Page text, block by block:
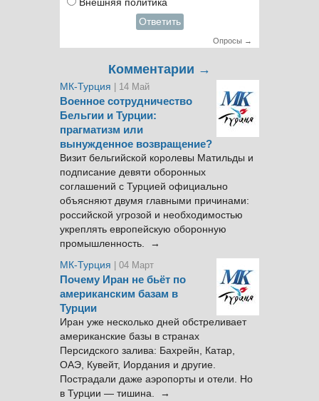
Внешняя политика
Ответить
Опросы →
Комментарии →
МК-Турция | 14 Май
Военное сотрудничество
Бельгии и Турции:
прагматизм или
вынужденное возвращение?
Визит бельгийской королевы Матильды и
подписание девяти оборонных
соглашений с Турцией официально
объясняют двумя главными причинами:
российской угрозой и необходимостью
укреплять европейскую оборонную
промышленность. →
МК-Турция
| 04 Март
Почему Иран не бьёт по
американским базам в
Турции
Иран уже несколько дней обстреливает
американские базы в странах
Персидского залива: Бахрейн, Катар,
ОАЭ, Кувейт, Иордания и другие.
Пострадали даже аэропорты и отели. Но
в Турции — тишина. →